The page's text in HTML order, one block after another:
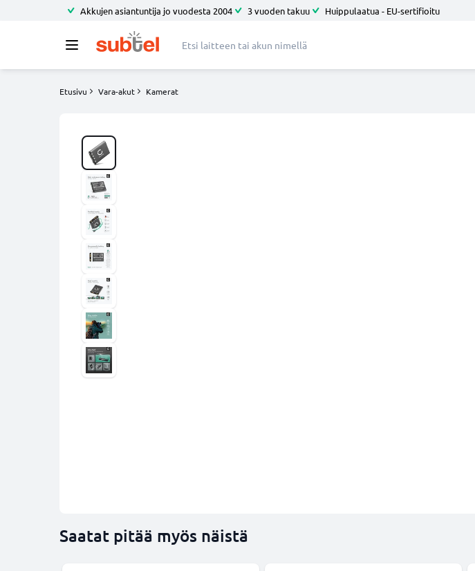
Akkujen asiantuntija jo vuodesta 2004 3 vuoden takuu Huippulaatua - EU-sertifioitu
Etusivu Vara-akut Kamerat
Saatat pitää myös näistä